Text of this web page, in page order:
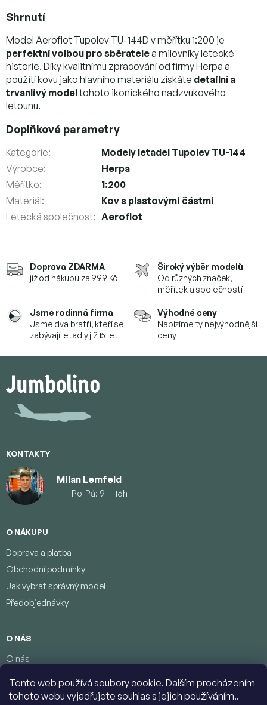
Tento web používá soubory cookie. Dalším procházením
tohoto webu vyjadřujete souhlas s jejich používáním..
Doprava ZDARMA
již od nákupu za 999 Kč
Široký výběr modelů
Od různých značek,
měřítek a společností
Jsme rodinná firma
Jsme dva bratři, kteří se
zabývají letadly již 15 let
Výhodné ceny
Nabízíme ty nejvýhodnější
ceny
Shrnutí
Model Aeroflot Tupolev TU-144D v měřítku 1:200 je
perfektní volbou pro sběratelea milovníky letecké
historie. Díky kvalitnímu zpracování od firmy Herpa a
použití kovu jako hlavního materiálu získáte detailní a
trvanlivý modeltohoto ikonického nadzvukového
letounu.
Doplňkové parametry
Kategorie:
Modely letadel Tupolev TU-144
Výrobce:
Herpa
Měřítko:
1:200
Materiál:
Kov s plastovými částmi
Letecká společnost: Aeroflot
p
KONTAKTY
Milan Lemfeld
Po-Pá: 9 — 16h
O NÁKUPU
Doprava a platba
Obchodní podmínky
Jak vybrat správný model
Předobjednávky
O NÁS
O nás
Podmínky ochrany osobních údajů